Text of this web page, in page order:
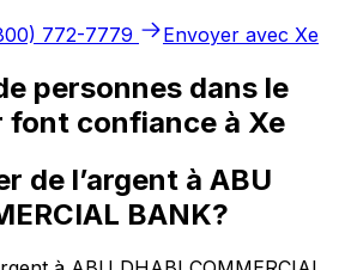
772-7779
Envoyer avec Xe
personnes dans le
font confiance à Xe
de l’argent à ABU
BANK?